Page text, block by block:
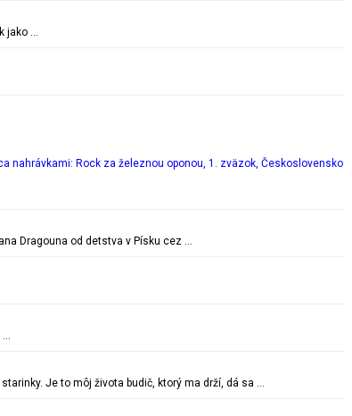
jako …
nahrávkami: Rock za železnou oponou, 1. zväzok, Československo
Dragouna od detstva v Písku cez …
…
Je to môj života budič, ktorý ma drží, dá sa …